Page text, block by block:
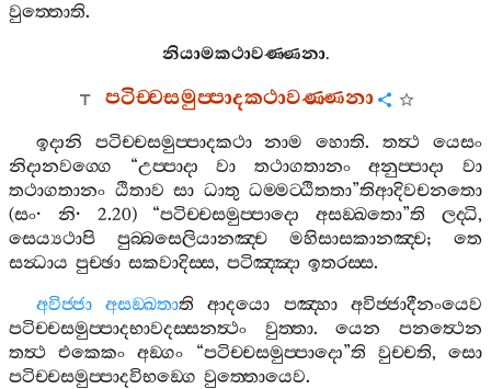
වුත‍්තොති.
නියාමකථාවණ‍්ණනා.
පටිච‍්චසමුප‍්පාදකථාවණ‍්ණනා
ඉදානි පටිච‍්චසමුප‍්පාදකථා නාම හොති.තත්‍ථ
යෙසං
නිදානවග‍්ගෙ “උප‍්පාදා වා තථාගතානං අනුප‍්පාදා
වා
තථාගතානං ඨිතාව සා ධාතු ධම‍්මට‍්ඨිතතා”තිආදිවචනතො
(සං· නි· 2.20) “පටිච‍්චසමුප‍්පාදො අසඞ‍්ඛතො”ති ලද‍්ධි,
සෙය්‍යථාපි
පුබ‍්බසෙලියානඤ‍්ච මහිසාසකානඤ‍්ච; තෙ
සන්‍ධාය පුච‍්ඡා සකවාදිස‍්ස, පටිඤ‍්ඤා ඉතරස‍්ස.
අවිජ‍්ජා
අසඞ‍්ඛතාති ආදයො පඤ‍්හා
අවිජ‍්ජාදීනංයෙව
පටිච‍්චසමුප‍්පාදභාවදස‍්සනත්‍ථං
වුත‍්තා.යෙන
පනත්‍ථෙන
තත්‍ථ එකෙකං අඞ‍්ගං “පටිච‍්චසමුප‍්පාදො”ති වුච‍්චති,සො
පටිච‍්චසමුප‍්පාදවිභඞ‍්ගෙ වුත‍්තොයෙව.